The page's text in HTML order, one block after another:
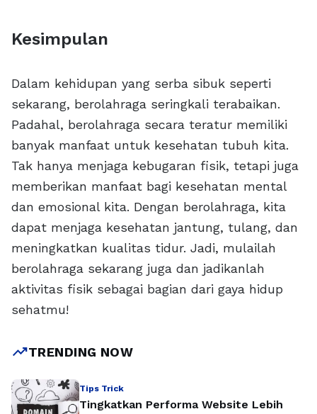
Kesimpulan
Dalam kehidupan yang serba sibuk seperti
sekarang, berolahraga seringkali terabaikan.
Padahal, berolahraga secara teratur memiliki
banyak manfaat untuk kesehatan tubuh kita.
Tak hanya menjaga kebugaran fisik, tetapi juga
memberikan manfaat bagi kesehatan mental
dan emosional kita. Dengan berolahraga, kita
dapat menjaga kesehatan jantung, tulang, dan
meningkatkan kualitas tidur. Jadi, mulailah
berolahraga sekarang juga dan jadikanlah
aktivitas fisik sebagai bagian dari gaya hidup
sehatmu!
trending_upTRENDING NOW
Tips Trick
Tingkatkan Performa Website Lebih